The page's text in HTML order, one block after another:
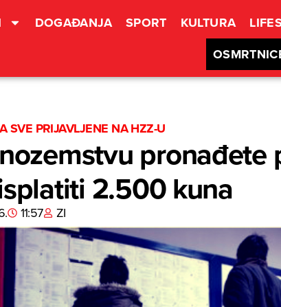
DOGAĐANJA SPORT KULTURA
SVE PRIJAVLJENE NA HZZ-U
pronađete
2.500 kuna
11:57 ZI